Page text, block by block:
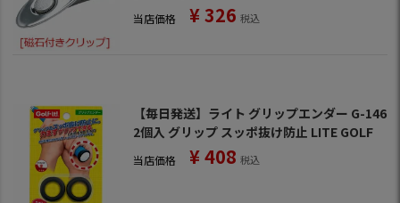
当店価格 ¥326 税込
【毎日発送】ライト グリップエンダー G-146
2個入 グリップ スッポ抜け防止 LITE GOLF
当店価格 ¥408 税込